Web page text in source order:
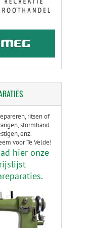
ritsen of
stormband
enz.
voor Te Velde!
hier onze